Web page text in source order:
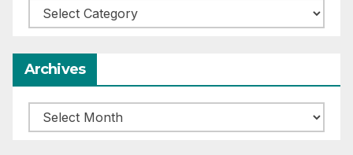
Categories
Archives
Archives